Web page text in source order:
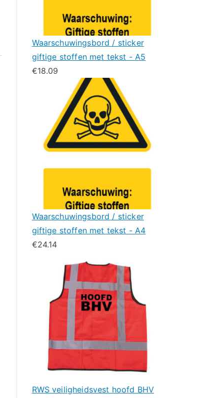
Waarschuwingsbord / sticker
giftige stoffen met tekst - A5
€18.09
Waarschuwingsbord / sticker
giftige stoffen met tekst - A4
€24.14
RWS veiligheidsvest hoofd BHV